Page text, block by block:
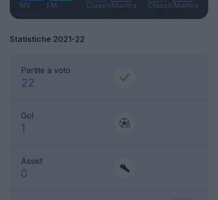
MV FM ClassicMantra ClassicMantra
Statistiche 2021-22
Partite a voto
22
Gol
1
Assist
0